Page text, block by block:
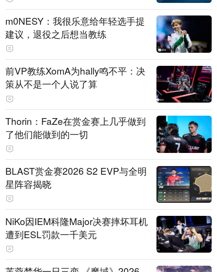
m0NESY：我很乐意给年轻选手提
建议，退役之后想当教练
前VP教练XomA为hally鸣不平：决
策从不是一个人说了算
Thorin：FaZe在赏金赛上几乎做到
了他们能做到的一切
BLAST赏金赛2026 S2 EVP与全明
星阵容揭晓
NiKo因IEM科隆Major决赛摔坏耳机
遭到ESL罚款一千美元